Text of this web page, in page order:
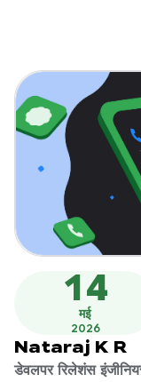
14
मई
2026
Nataraj K R
डेवलपर रिलेशंस